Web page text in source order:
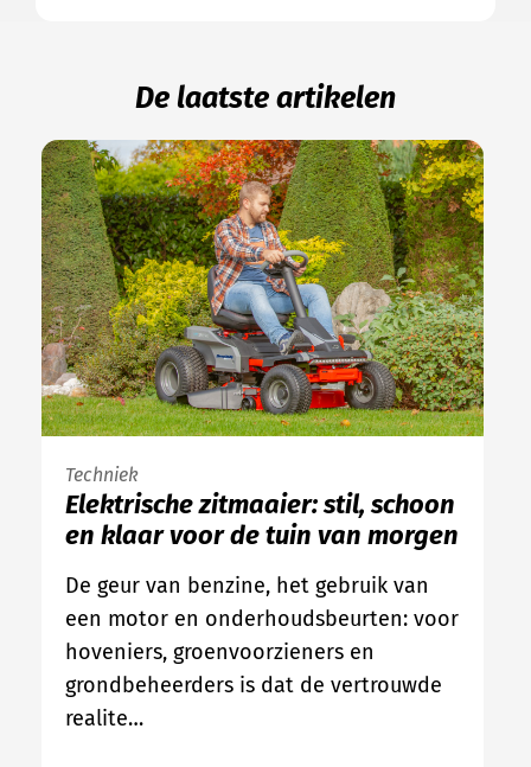
De laatste artikelen
Techniek
Elektrische zitmaaier: stil, schoon
en klaar voor de tuin van morgen
De geur van benzine, het gebruik van
een motor en onderhoudsbeurten: voor
hoveniers, groenvoorzieners en
grondbeheerders is dat de vertrouwde
realite…